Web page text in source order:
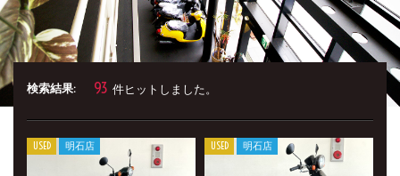
検索結果: 93 件ヒットしました。
USED 明石店 USED 明石店